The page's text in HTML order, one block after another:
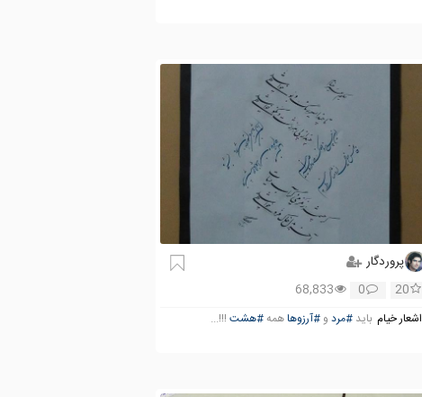
ﭘﺮﻭﺭﺩﮔﺎﺭ
20
0
68,833
اشعار خیام ﺑﺎﻳﺪ #ﻣﺮﺩ و#ﺁﺭﺯﻭﻫﺎﻫﻤﻪ#ﻫﺸﺖ !!!...